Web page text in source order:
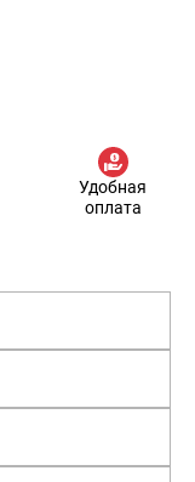
Удобная
оплата